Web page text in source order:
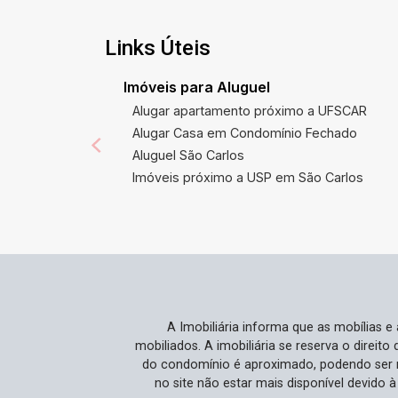
complementa a experiência de
comodidade e hospitalidade. A imensa
área externa oferece uma qualidade de
vida rara em áreas urbanas, perfeita
para momentos de lazer e relaxamento
com a família. Localização Privilegiada
Localizada no apreciado bairro Jardim
São João Batista, a propriedade
de lazer, otimizando sua rotina diária.
completa e potencial de valorização
contínua. A proximidade com os
principais pontos da cidade também
Links Úteis
Imóveis para Aluguel
Alugar apartamento próximo a UFSCAR
Alugar Casa em Condomínio Fechado
Aluguel São Carlos
Imóveis próximo a USP em São Carlos
A Imobiliária informa que as mobílias
mobiliados. A imobiliária se reserva o
do condomínio é aproximado, podendo
no site não estar mais disponível devido